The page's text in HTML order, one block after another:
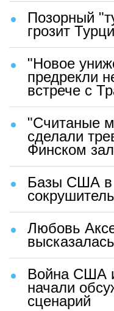
Позорный
грозит
"Новое
предрекли
встрече с
"Считаные
сделали
Финском
Базы США в
Любовь
Война США
начали
сценарий